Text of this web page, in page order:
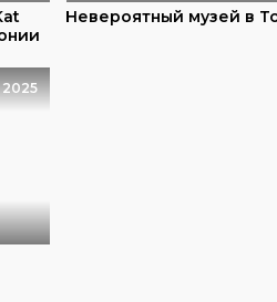
Невероятный музей в
2025